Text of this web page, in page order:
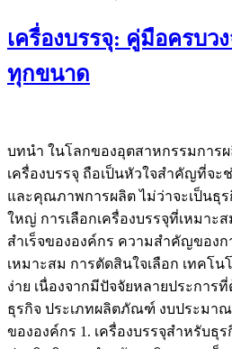
เครื่องบรรจุ: คู่มือครบว
ทุกขนาด
บทนำ ในโลกของอุตสาหกรรมการ
เครื่องบรรจุ ถือเป็นหัวใจสำคัญที่จ
และคุณภาพการผลิต ไม่ว่าจะเป็นธุ
ใหญ่ การเลือกเครื่องบรรจุที่เหมาะ
สำเร็จขององค์กร ความสำคัญของก
เหมาะสม การตัดสินใจเลือก เทคโน
ง่าย เนื่องจากมีปัจจัยหลายประการ
ธุรกิจ ประเภทผลิตภัณฑ์ งบประมาณ
ขององค์กร 1. เครื่องบรรจุสำหรับธุ